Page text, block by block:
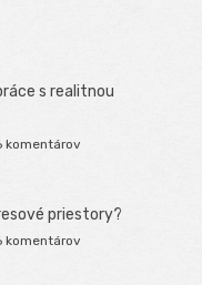
s realitnou
komentárov
priestory?
komentárov